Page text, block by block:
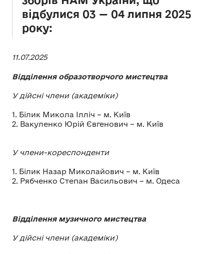
відбулися 03 — 04 липня 2025
року:
11.07.2025
Відділення образотворчого мистецтва
У дійсні члени (академіки)
1. Білик Микола Ілліч – м. Київ
2. Вакуленко Юрій Євгенович – м. Київ
У члени-кореспонденти
1. Білик Назар Миколайович – м. Київ
2. Рябченко Степан Васильович – м. Одеса
Відділення музичного мистецтва
У дійсні члени (академіки)